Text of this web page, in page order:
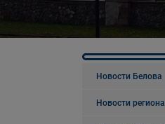
Новости Белова
Новости региона